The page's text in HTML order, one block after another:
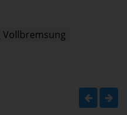
Vollbremsung